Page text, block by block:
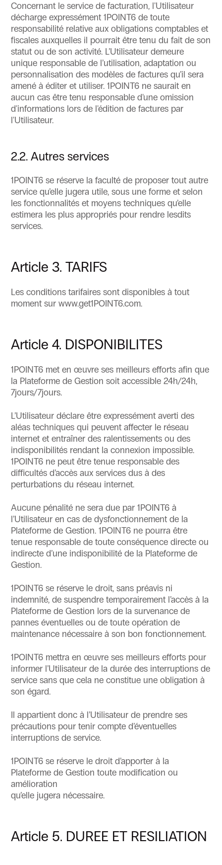
Concernant le service de facturation, l'Utilisateur
décharge expressément 1POINT6 de toute
responsabilité relative aux obligations comptables et
fiscales auxquelles il pourrait être tenu du fait de son
statut ou de son activité. L’Utilisateur demeure
unique responsable de l’utilisation, adaptation ou
personnalisation des modèles de factures qu’il sera
amené à éditer et utiliser. 1POINT6 ne saurait en
aucun cas être tenu responsable d'une omission
d'informations lors de l'édition de factures par
l'Utilisateur.
2.2. Autres services
1POINT6 se réserve la faculté de proposer tout autre
service qu’elle jugera utile, sous une forme et selon
les fonctionnalités et moyens techniques qu’elle
estimera les plus appropriés pour rendre lesdits
services.
Article 3. TARIFS
Les conditions tarifaires sont disponibles à tout
moment sur www.get1POINT6.com.
Article 4. DISPONIBILITES
1POINT6 met en œuvre ses meilleurs efforts afin que
la Plateforme de Gestion soit accessible 24h/24h,
7jours/7jours.
L’Utilisateur déclare être expressément averti des
aléas techniques qui peuvent affecter le réseau
internet et entraîner des ralentissements ou des
indisponibilités rendant la connexion impossible.
1POINT6 ne peut être tenue responsable des
difficultés d’accès aux services dus à des
perturbations du réseau internet.
Aucune pénalité ne sera due par 1POINT6 à
l’Utilisateur en cas de dysfonctionnement de la
Plateforme de Gestion. 1POINT6 ne pourra être
tenue responsable de toute conséquence directe ou
indirecte d’une indisponibilité de la Plateforme de
Gestion.
1POINT6 se réserve le droit, sans préavis ni
indemnité, de suspendre temporairement l’accès à la
Plateforme de Gestion lors de la survenance de
pannes éventuelles ou de toute opération de
maintenance nécessaire à son bon fonctionnement.
1POINT6 mettra en œuvre ses meilleurs efforts pour
informer l’Utilisateur de la durée des interruptions de
service sans que cela ne constitue une obligation à
son égard.
Il appartient donc à l’Utilisateur de prendre ses
précautions pour tenir compte d’éventuelles
interruptions de service.
1POINT6 se réserve le droit d’apporter à la
Plateforme de Gestion toute modification ou
amélioration
qu’elle jugera nécessaire.
Article 5. DUREE ET RESILIATION